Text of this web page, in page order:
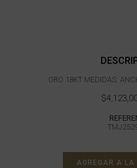
ORO 18KT MEDIDAS:
AGREGAR A LA